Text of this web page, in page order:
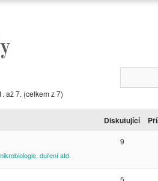
až 7. (celkem z 7)
Diskutující
duření atd.
9